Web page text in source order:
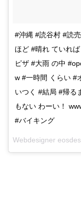
#沖縄 #読谷村 #読
ほど #晴れ ていれ
ピザ #大雨 の中
w #一時間 くらい #
いつく #結局 #帰る
もない わーい！
#バイキング